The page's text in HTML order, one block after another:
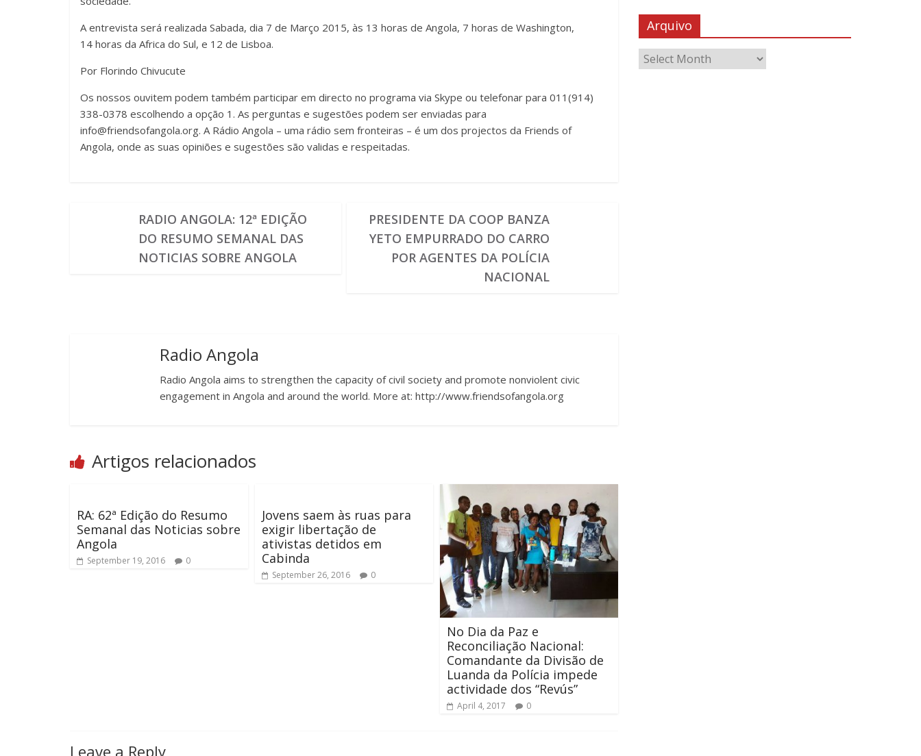
or
A entrevista será realizada Sabada, dia 7 de Março 2015, às 13 horas de Angola, 7 horas de Washington,
14 horas da Africa do Sul, e 12 de Lisboa.
Por Florindo Chivucute
Os nossos ouvitem podem também participar em directo no programa via Skype ou telefonar para 011(914)
338-0378 escolhendo a opção 1. As perguntas e sugestões podem ser enviadas para
info@friendsofangola.org. A Rádio Angola – uma rádio sem fronteiras – é um dos projectos da Friends of
Angola, onde as suas opiniões e sugestões são validas e respeitadas.
RADIO ANGOLA: 12ª EDIÇÃO
DO RESUMO SEMANAL DAS
NOTICIAS SOBRE ANGOLA
PRESIDENTE DA COOP BANZA
YETO EMPURRADO DO CARRO
POR AGENTES DA POLÍCIA
NACIONAL
Radio Angola
Radio Angola aims to strengthen the capacity of civil society and promote nonviolent civic
engagement in Angola and around the world. More at: http://www.friendsofangola.org
Artigos relacionados
RA: 62ª Edição do Resumo
Semanal das Noticias sobre
Angola
September 19, 2016 0
Jovens saem às ruas para
exigir libertação de
ativistas detidos em
Cabinda
September 26, 2016 0
No Dia da Paz e
Reconciliação Nacional:
Comandante da Divisão de
Luanda da Polícia impede
actividade dos “Revús”
April 4, 2017 0
Leave a Reply
Arquivo